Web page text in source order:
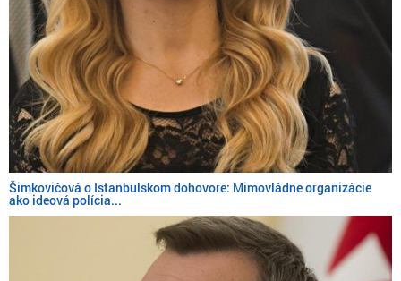
Šimkovičová o Istanbulskom dohovore: Mimovládne organizácie
ako ideová polícia...